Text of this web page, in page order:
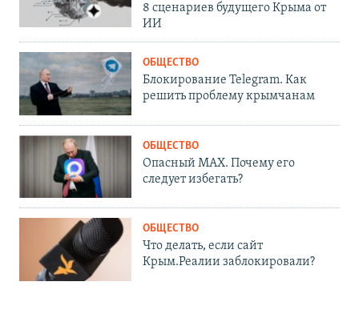
8 сценариев будущего Крыма от
ИИ
ОБЩЕСТВО
Блокирование Telegram. Как
решить проблему крымчанам
ОБЩЕСТВО
Опасный MAX. Почему его
следует избегать?
ОБЩЕСТВО
Что делать, если сайт
Крым.Реалии заблокировали?